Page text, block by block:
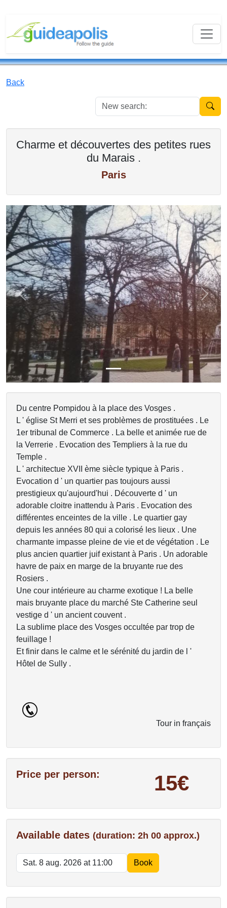
Back
New
Charme et découvertes des petites rues
du Marais .
Paris
Previous Next
Du centre Pompidou à la place des Vosges .
L ' église St Merri et ses problèmes de prostituées . Le
1er tribunal de Commerce . La belle et animée rue de
la Verrerie . Evocation des Templiers à la rue du
Temple .
L ' architectue XVII ème siècle typique à Paris .
Evocation d ' un quartier pas toujours aussi
prestigieux qu'aujourd'hui . Découverte d ' un
adorable cloitre inattendu à Paris . Evocation des
différentes enceintes de la ville . Le quartier gay
depuis les années 80 qui a colorisé les lieux . Une
charmante impasse pleine de vie et de végétation . Le
plus ancien quartier juif existant à Paris . Un adorable
havre de paix en marge de la bruyante rue des
Rosiers .
Une cour intérieure au charme exotique ! La belle
mais bruyante place du marché Ste Catherine seul
vestige d ' un ancient couvent .
La sublime place des Vosges occultée par trop de
feuillage !
Et finir dans le calme et le sérénité du jardin de l '
Hôtel de Sully .
Tour in français
Price per person: 15€
Available dates (duration: 2h 00 approx.)